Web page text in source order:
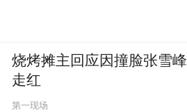
烧烤摊主回应因撞脸张雪峰
走红
第一现场